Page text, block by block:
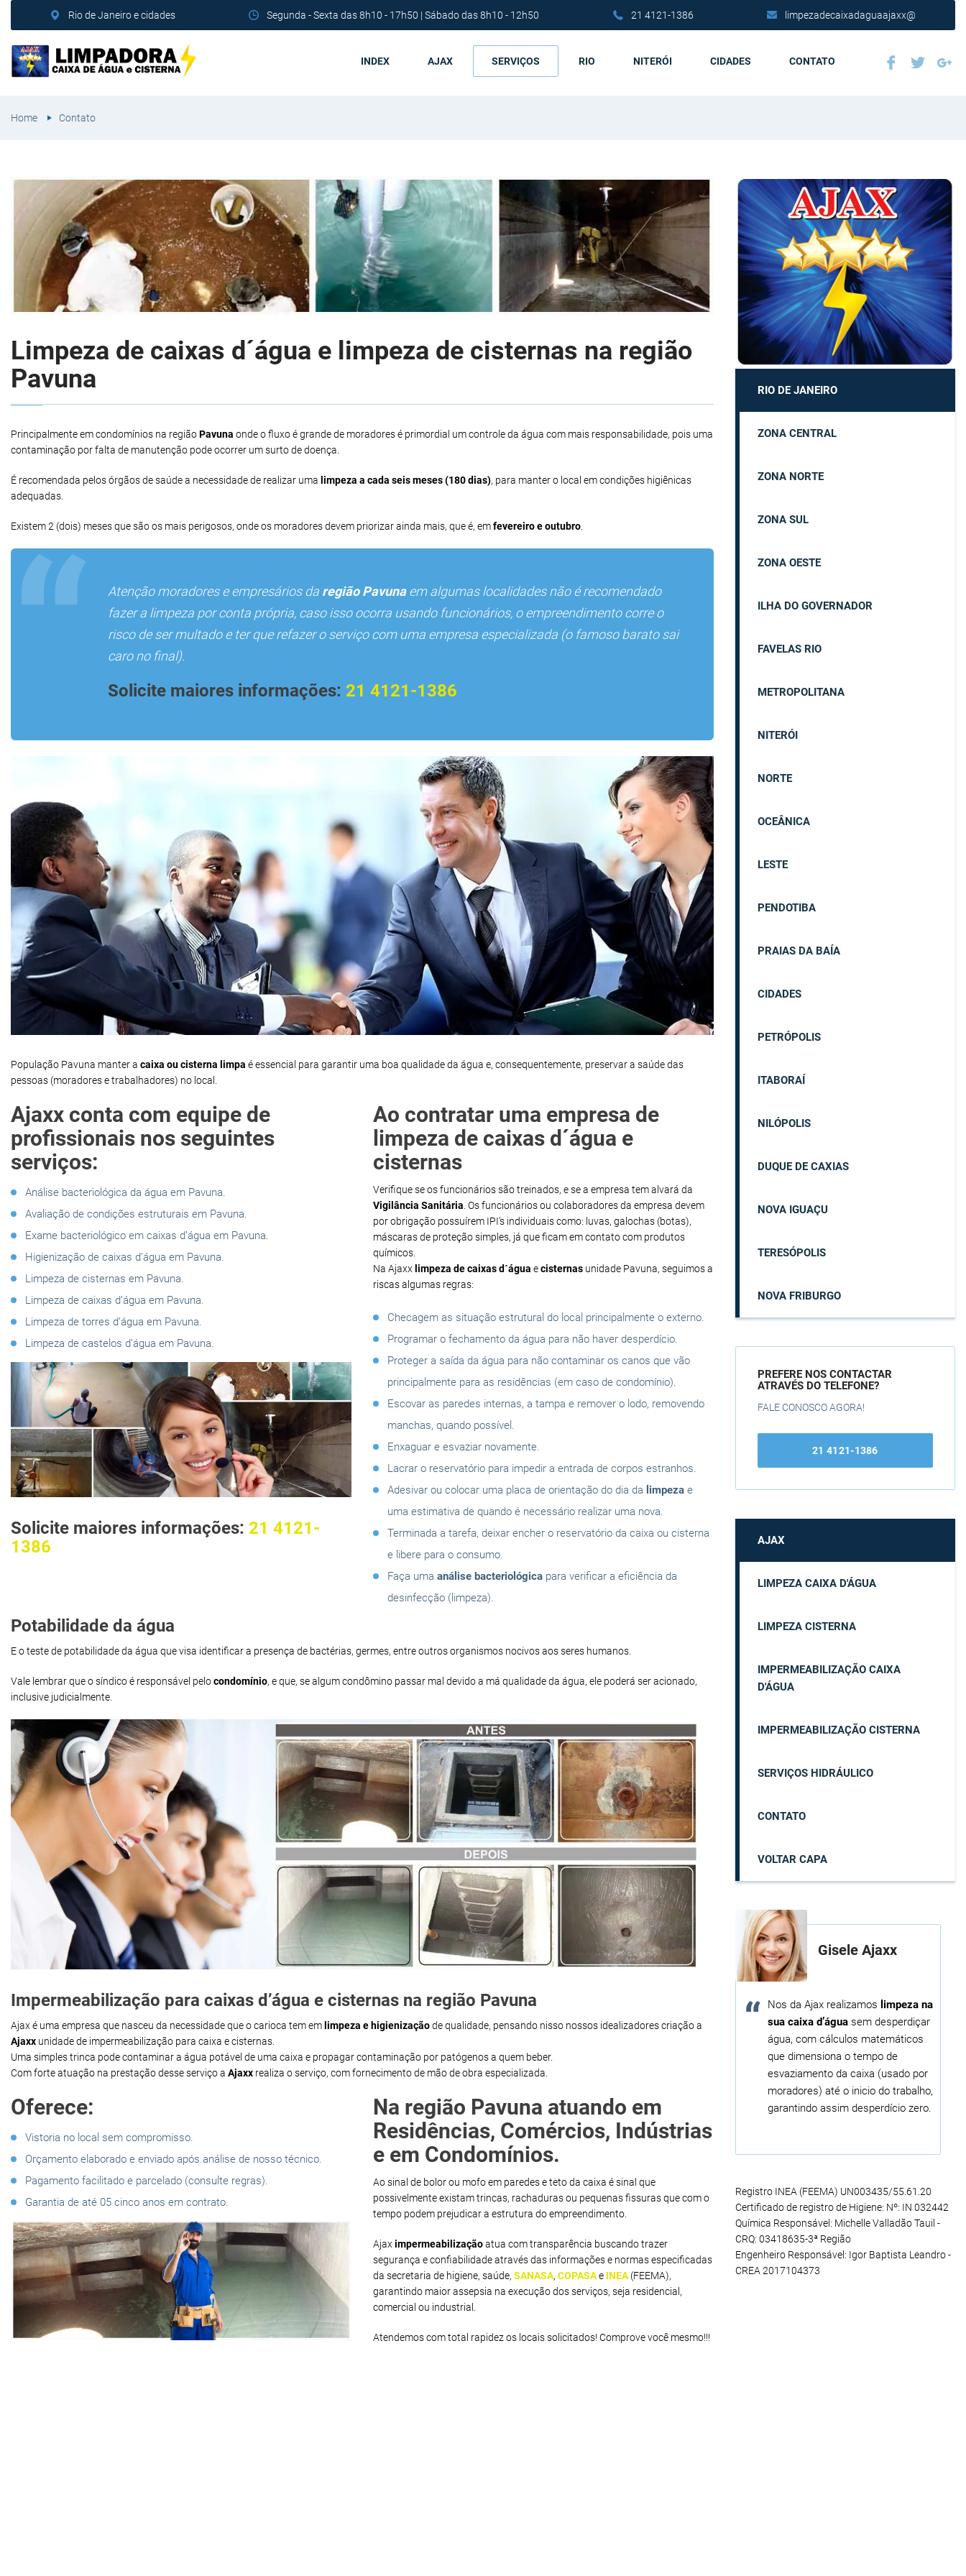
Rio de Janeiro e cidades Segunda - Sexta das 8h10 - 17h50 | Sábado das 8h10 - 12h50 21 4121-1386 limpezadecaixadaguaajaxx@
INDEX AJAX SERVIÇOS RIO NITERÓI CIDADES CONTATO
Home Contato
Limpeza de caixas d´água e limpeza de cisternas na região
Pavuna
Principalmente em condomínios na regiãoPavuna onde o fluxo é grande de moradores é primordial um controle da água com mais responsabilidade, pois uma
contaminação por falta de manutenção pode ocorrer um surto de doença.
É recomendada pelos órgãos de saúde a necessidade de realizar uma limpeza a cada seis meses (180 dias), para manter o local em condições higiênicas
adequadas.
Existem 2 (dois) meses que são os mais perigosos, onde os moradores devem priorizar ainda mais, que é, emfevereiro e outubro
Atenção moradores e empresários da região Pavunaem algumas localidades não é recomendado
fazer a limpeza por conta própria, caso isso ocorra usando funcionários, o empreendimento corre o
risco de ser multado e ter que refazer o serviço com uma empresa especializada (o famoso barato sai
caro no final).
Solicite maiores informações: 21 4121-1386
População Pavuna manter a caixa ou cisterna limpa é essencial para garantir uma boa qualidade da água e, consequentemente, preservar a saúde das
pessoas (moradores e trabalhadores) no local.
Ajaxx conta com equipe de
profissionais nos seguintes
serviços:
Análise bacteriológica da água em Pavuna.
Avaliação de condições estruturais em Pavuna.
Exame bacteriológico em caixas d’água em Pavuna.
Higienização de caixas d’água em Pavuna.
Limpeza de cisternas em Pavuna.
Limpeza de caixas d’água em Pavuna.
Limpeza de torres d’água em Pavuna.
Limpeza de castelos d’água em Pavuna.
Solicite maiores informações: 21 4121-
1386
Ao contratar uma empresa de
limpeza de caixas d´água e
cisternas
Verifique se os funcionários são treinados, e se a empresa tem alvará da
Vigilância Sanitária . Os funcionários ou colaboradores da empresa devem
por obrigação possuírem IPI’s individuais como: luvas, galochas (botas),
máscaras de proteção simples, já que ficam em contato com produtos
químicos.
Na Ajaxx limpeza de caixas d´água ecisternas unidade Pavuna, seguimos a
riscas algumas regras:
Checagem as situação estrutural do local principalmente o externo.
Programar o fechamento da água para não haver desperdício.
Proteger a saída da água para não contaminar os canos que vão
principalmente para as residências (em caso de condomínio).
Escovar as paredes internas, a tampa e remover o lodo, removendo
manchas, quando possível.
Enxaguar e esvaziar novamente.
Lacrar o reservatório para impedir a entrada de corpos estranhos.
Adesivar ou colocar uma placa de orientação do dia da limpeza e
uma estimativa de quando é necessário realizar uma nova.
Terminada a tarefa, deixar encher o reservatório da caixa ou cisterna
e libere para o consumo.
Faça uma análise bacteriológica para verificar a eficiência da
desinfecção (limpeza).
Potabilidade da água
E o teste de potabilidade da água que visa identificar a presença de bactérias, germes, entre outros organismos nocivos aos seres humanos.
Vale lembrar que o síndico é responsável pelocondomínio, e que, se algum condômino passar mal devido a má qualidade da água, ele poderá ser acionado,
inclusive judicialmente.
Impermeabilização para caixas d’água e cisternas na região Pavuna
Ajax é uma empresa que nasceu da necessidade que o carioca tem em limpeza e higienizaçãode qualidade, pensando nisso nossos idealizadores criação a
Ajaxx unidade de impermeabilização para caixa e cisternas.
Uma simples trinca pode contaminar a água potável de uma caixa e propagar contaminação por patógenos a quem beber.
Com forte atuação na prestação desse serviço a Ajaxx realiza o serviço, com fornecimento de mão de obra especializada.
Oferece:
Vistoria no local sem compromisso.
Orçamento elaborado e enviado após análise de nosso técnico.
Pagamento facilitado e parcelado (consulte regras).
Garantia de até 05 cinco anos em contrato.
Na região Pavuna atuando em
Residências, Comércios, Indústrias
e em Condomínios.
Ao sinal de bolor ou mofo em paredes e teto da caixa é sinal que
possivelmente existam trincas, rachaduras ou pequenas fissuras que com o
tempo podem prejudicar a estrutura do empreendimento.
Ajaximpermeabilizaçãoatua com transparência buscando trazer
segurança e confiabilidade através das informações e normas especificadas
da secretaria de higiene, saúde, SANASA, COPASAe INEA(FEEMA),
garantindo maior assepsia na execução dos serviços, seja residencial,
comercial ou industrial.
Atendemos com total rapidez os locais solicitados! Comprove você mesmo!!!
RIO DE JANEIRO
ZONA CENTRAL
ZONA NORTE
ZONA SUL
ZONA OESTE
ILHA DO GOVERNADOR
FAVELAS RIO
METROPOLITANA
NITERÓI
NORTE
OCEÂNICA
LESTE
PENDOTIBA
PRAIAS DA BAÍA
CIDADES
PETRÓPOLIS
ITABORAÍ
NILÓPOLIS
DUQUE DE CAXIAS
NOVA IGUAÇU
TERESÓPOLIS
NOVA FRIBURGO
PREFERE NOS CONTACTAR
ATRAVÉS DO TELEFONE?
FALE CONOSCO AGORA!
21 4121-1386
AJAX
LIMPEZA CAIXA D'ÁGUA
LIMPEZA CISTERNA
IMPERMEABILIZAÇÃO CAIXA
D'ÁGUA
IMPERMEABILIZAÇÃO CISTERNA
SERVIÇOS HIDRÁULICO
CONTATO
VOLTAR CAPA
Gisele Ajaxx
Nos da Ajax realizamos limpeza na
sua caixa d’água sem desperdiçar
água, com cálculos matemáticos
que dimensiona o tempo de
esvaziamento da caixa (usado por
moradores) até o inicio do trabalho,
garantindo assim desperdício zero.
Registro INEA (FEEMA) UN003435/55.61.20
Certificado de registro de Higiene: Nº: IN 032442
Química Responsável: Michelle Valladão Tauil -
CRQ: 03418635-3ª Região
Engenheiro Responsável: Igor Baptista Leandro -
CREA 2017104373